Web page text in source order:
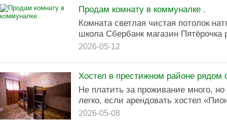
Продам комнату в коммуналке .
Комната светлая чистая потолок
школа Сбербанк магазин Пятёрочка
2026-05-12
Хостел в престижном районе
Не платить за проживание много, но
легко, если арендовать хостел
2026-05-08